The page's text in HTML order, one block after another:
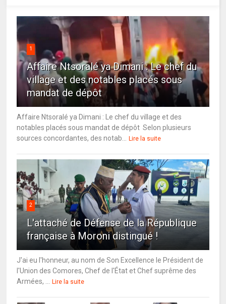
1
Affaire Ntsoralé ya Dimani : Le chef du
village et des notables placés sous
mandat de dépôt
Affaire Ntsoralé ya Dimani : Le chef du village et des
notables placés sous mandat de dépôt Selon plusieurs
sources concordantes, des notab...
Lire la suite
2
L'attaché de Défense de la République
française à Moroni distingué !
J'ai eu l'honneur, au nom de Son Excellence le Président de
l'Union des Comores, Chef de l'État et Chef suprême des
Armées, ...
Lire la suite